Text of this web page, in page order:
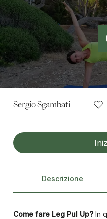
Sergio Sgambati
Descrizione
Come fare Leg Pul Up?In